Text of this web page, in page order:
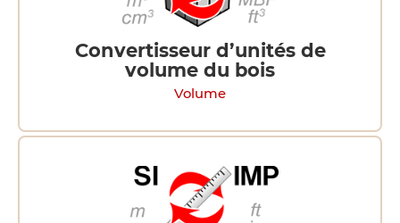
Convertisseur d’unités de
volume du bois
Volume